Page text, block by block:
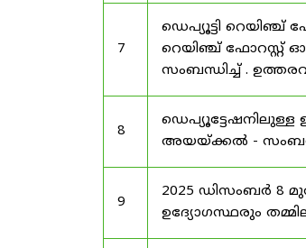
7
ഡെപ്യൂട്ടി റെയിഞ്ച്
റെയിഞ്ച് ഫോറസ്റ്റ്
സംബന്ധിച്ച് . ഉത്തരവ്
8
ഡെപ്യൂട്ടേഷനിലുള്ള
അയയ്ക്കൽ -
9
2025 ഡിസംബർ
ഉദ്യോഗസ്ഥരും